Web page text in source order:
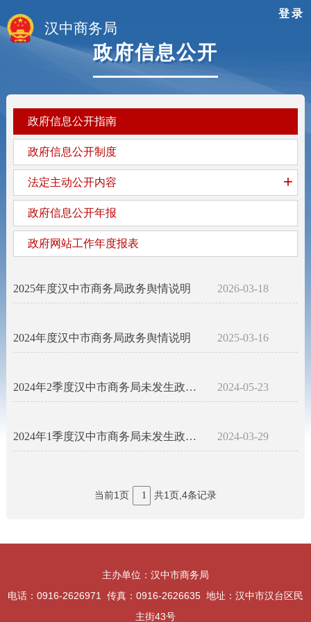
登录
汉中商务局
政府信息公开
政府信息公开指南
政府信息公开制度
法定主动公开内容 +
政府信息公开年报
政府网站工作年度报表
2025年度汉中市商务局政务舆情说明 2026-03-18
2024年度汉中市商务局政务舆情说明 2025-03-16
2024年2季度汉中市商务局未发生政务舆情的说明 2024-05-23
2024年1季度汉中市商务局未发生政务舆情的说明 2024-03-29
当前1页 1 共1页,4条记录
主办单位：汉中市商务局
电话：0916-2626971 传真：0916-2626635 地址：汉中市汉台区民
主街43号